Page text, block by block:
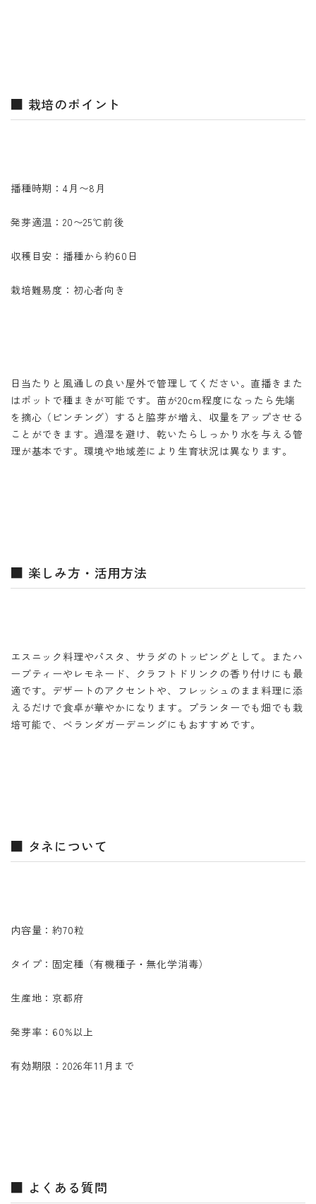
■ 栽培のポイント
播種時期：4月〜8月
発芽適温：20〜25℃前後
収穫目安：播種から約60日
栽培難易度：初心者向き
日当たりと風通しの良い屋外で管理してください。直播きまた
はポットで種まきが可能です。苗が20cm程度になったら先端
を摘心（ピンチング）すると脇芽が増え、収量をアップさせる
ことができます。過湿を避け、乾いたらしっかり水を与える管
理が基本です。環境や地域差により生育状況は異なります。
■ 楽しみ方・活用方法
エスニック料理やパスタ、サラダのトッピングとして。またハ
ーブティーやレモネード、クラフトドリンクの香り付けにも最
適です。デザートのアクセントや、フレッシュのまま料理に添
えるだけで食卓が華やかになります。プランターでも畑でも栽
培可能で、ベランダガーデニングにもおすすめです。
■ タネについて
内容量：約70粒
タイプ：固定種（有機種子・無化学消毒）
生産地：京都府
発芽率：60%以上
有効期限：2026年11月まで
■ よくある質問